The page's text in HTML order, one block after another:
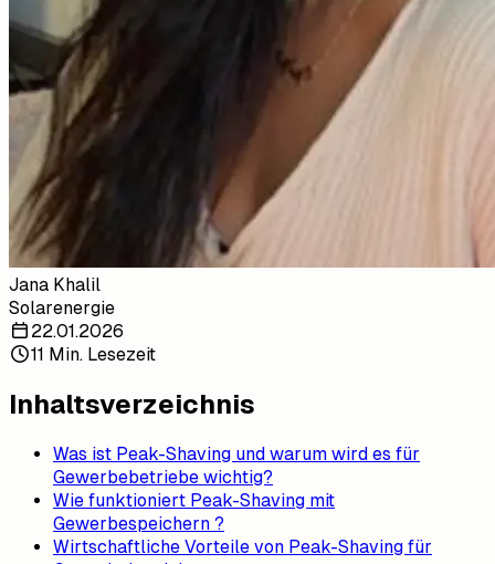
Jana Khalil
Solarenergie
22.01.2026
11 Min. Lesezeit
Inhaltsverzeichnis
Was ist Peak-Shaving und warum wird es für
Gewerbebetriebe wichtig?
Wie funktioniert Peak-Shaving mit
Gewerbespeichern ?
Wirtschaftliche Vorteile von Peak-Shaving für